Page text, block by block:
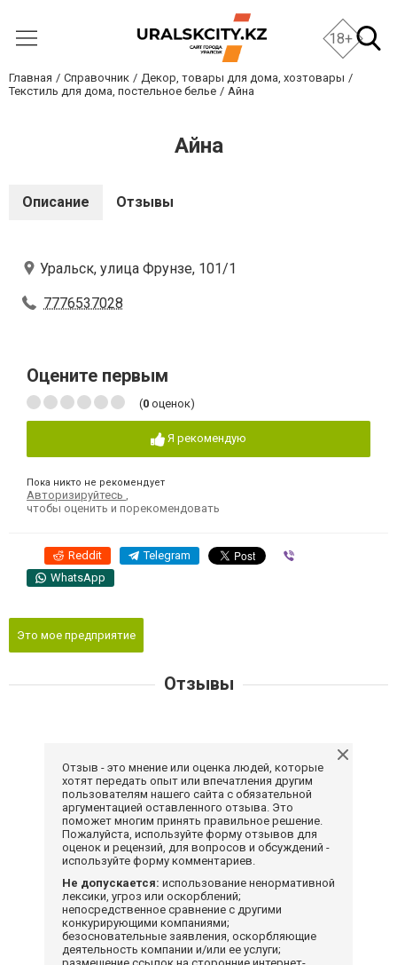
18+
Главная Справочник
Декор, товары для дома, хозтовары
Текстиль для дома, постельное белье
Айна
Айна
Описание Отзывы
Уральск, улица Фрунзе, 101/1
7776537028
Оцените первым
(0 оценок)
Я рекомендую
Пока никто не рекомендует
Авторизируйтесь
чтобы оценить и порекомендовать
Reddit Telegram
WhatsApp
Это мое предприятие
Отзывы
Отзыв - это мнение или оценка людей, которые
хотят передать опыт или впечатления другим
пользователям нашего сайта с обязательной
аргументацией оставленного отзыва. Это
поможет многим принять правильное решение.
Пожалуйста, используйте форму отзывов для
оценок и рецензий, для вопросов и обсуждений -
используйте форму комментариев.
Не допускается: использование ненормативной
лексики, угроз или оскорблений;
непосредственное сравнение с другими
конкурирующими компаниями;
безосновательные заявления, оскорбляющие
деятельность компании и/или ее услуги;